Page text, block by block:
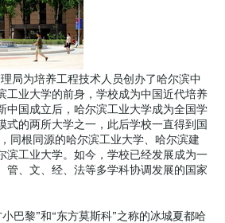
局为培养工程技术人员创办了哈尔滨中
业大学的前身，学校成为中国近代培养
中国成立后，哈尔滨工业大学成为全国学
式的两所大学之一，此后学校一直得到国
同根同源的哈尔滨工业大学、哈尔滨建
滨工业大学。如今，学校已经发展成为一
管、文、经、法等多学科协调发展的国家
巴黎”和“东方莫斯科”之称的冰城夏都哈